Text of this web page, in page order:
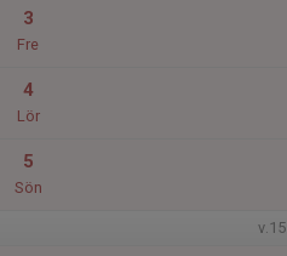
3
Fre
4
Lör
5
Sön
v.15